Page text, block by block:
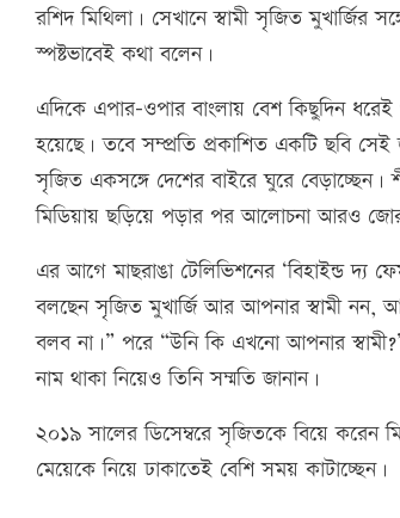
রশিদ মিথিলা। সেখানে স্বামী সৃজিত মুখার্জির
স্পষ্টভাবেই কথা বলেন।
এদিকে এপার–ওপার বাংলায় বেশ কিছুদিন
হয়েছে। তবে সম্প্রতি প্রকাশিত একটি ছবি
সৃজিত একসঙ্গে দেশের বাইরে ঘুরে বেড়াচ্ছেন।
মিডিয়ায় ছড়িয়ে পড়ার পর আলোচনা আরও
এর আগে মাছরাঙা টেলিভিশনের ‘বিহাইন্ড
বলছেন সৃজিত মুখার্জি আর আপনার স্বামী নন,
বলব না।” পরে “উনি কি এখনো আপনার
নাম থাকা নিয়েও তিনি সম্মতি জানান।
২০১৯ সালের ডিসেম্বরে সৃজিতকে বিয়ে
মেয়েকে নিয়ে ঢাকাতেই বেশি সময় কাটাচ্ছেন।